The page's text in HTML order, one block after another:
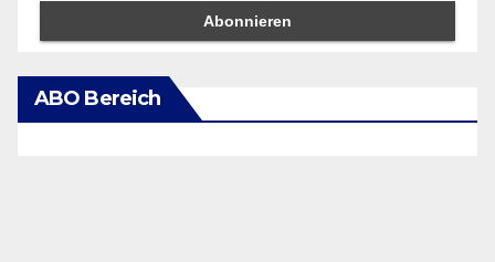
ABO Bereich